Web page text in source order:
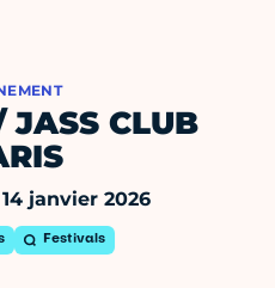
CLUB
janvier 2026
Festivals